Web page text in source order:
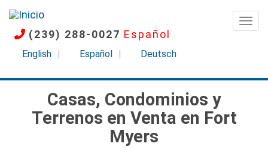
Pasar
contenido
principal
(239) 288-0027 Español
English Español Deutsch
Casas, Condominios y
Terrenos en Venta en Fort
Myers